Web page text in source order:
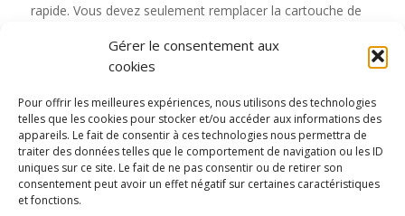
Gérer le consentement aux
cookies
Pour offrir les meilleures expériences, nous utilisons des technologies
telles que les cookies pour stocker et/ou accéder aux informations des
appareils. Le fait de consentir à ces technologies nous permettra de
traiter des données telles que le comportement de navigation ou les ID
uniques sur ce site. Le fait de ne pas consentir ou de retirer son
consentement peut avoir un effet négatif sur certaines caractéristiques
et fonctions.
rapide. Vous devez seulement remplacer la cartouche de
claire, propre et étincelante.